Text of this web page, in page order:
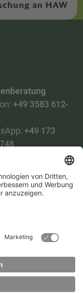
+49 3583 612-
+49 173